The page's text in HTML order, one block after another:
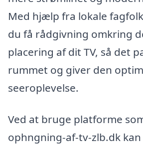
Med hjælp fra lokale
du få rådgivning omkring
placering af dit TV, så det
rummet og giver den
seeroplevelse.
Ved at bruge platforme
ophngning-af-tv-zlb.dk